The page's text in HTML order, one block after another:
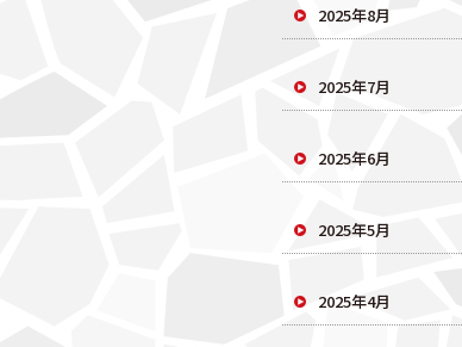
2025年8月
2025年7月
2025年6月
2025年5月
2025年4月